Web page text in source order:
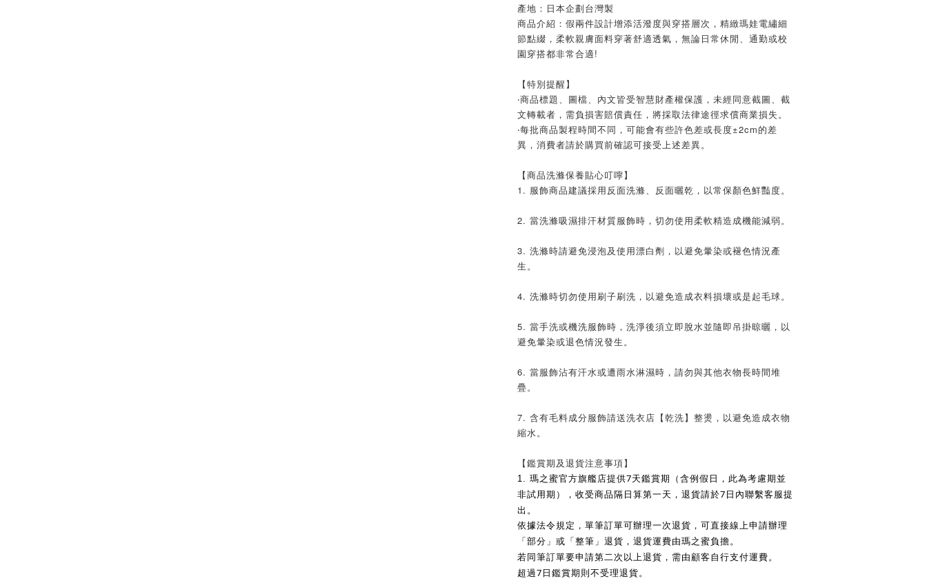
產地：日本企劃台灣製
商品介紹：假兩件設計增添活潑度與穿搭層次，精緻瑪娃電繡細
節點綴，柔軟親膚面料穿著舒適透氣，無論日常休閒、通勤或校
園穿搭都非常合適!
【特別提醒】
‧商品標題、圖檔、內文皆受智慧財產權保護，未經同意截圖、截
文轉載者，需負損害賠償責任，將採取法律途徑求償商業損失。
‧每批商品製程時間不同，可能會有些許色差或長度±2cm的差
異，消費者請於購買前確認可接受上述差異。
【商品洗滌保養貼心叮嚀】
1. 服飾商品建議採用反面洗滌、反面曬乾，以常保顏色鮮豔度。
2. 當洗滌吸濕排汗材質服飾時，切勿使用柔軟精造成機能減弱。
3. 洗滌時請避免浸泡及使用漂白劑，以避免暈染或褪色情況產
生。
4. 洗滌時切勿使用刷子刷洗，以避免造成衣料損壞或是起毛球。
5. 當手洗或機洗服飾時，洗淨後須立即脫水並隨即吊掛晾曬，以
避免暈染或退色情況發生。
6. 當服飾沾有汗水或遭雨水淋濕時，請勿與其他衣物長時間堆
疊。
7. 含有毛料成分服飾請送洗衣店【乾洗】整燙，以避免造成衣物
縮水。
【鑑賞期及退貨注意事項】
1. 瑪之蜜官方旗艦店提供7天鑑賞期（含例假日，此為考慮期並
非試用期），收受商品隔日算第一天，退貨請於7 日內聯繫客服提
出。
依據法令規定，單筆訂單可辦理一次退貨，可直接線上申請辦理
「部分」或「整筆」退貨，退貨運費由瑪之蜜負擔。
若同筆訂單要申請第二次以上退貨，需由顧客自行支付運費。
超過7 日鑑賞期則不受理退貨。